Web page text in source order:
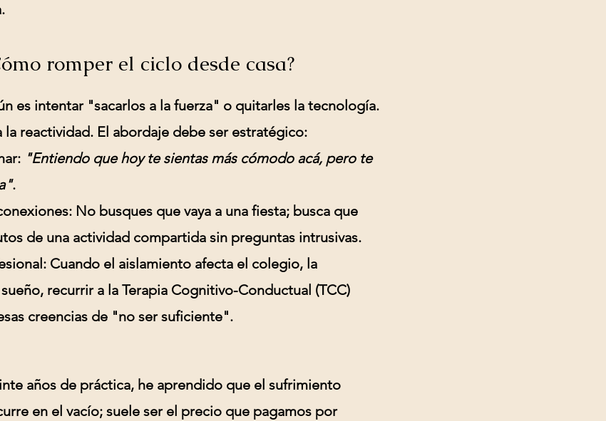
romper el ciclo desde casa?
es intentar "sacarlos a la fuerza" o quitarles la tecnología.
la reactividad. El abordaje debe ser estratégico:
"Entiendo que hoy te sientas más cómodo acá, pero te
.
No busques que vaya a una fiesta; busca que
de una actividad compartida sin preguntas intrusivas.
Cuando el aislamiento afecta el colegio, la
recurrir a la Terapia Cognitivo-Conductual (TCC)
creencias de "no ser suficiente".
años de práctica, he aprendido que el sufrimiento
en el vacío; suele ser el precio que pagamos por